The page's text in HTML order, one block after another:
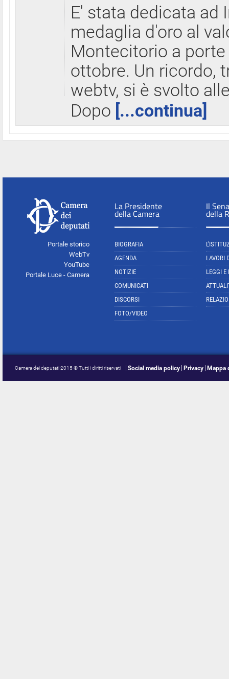
E' stata dedicata ad
medaglia d'oro al
Montecitorio a
ottobre. Un ricordo,
webtv, si è svolto
Dopo [...continua]
Portale storico
WebTv
YouTube
Portale Luce - Camera
La Presidente
della Camera
BIOGRAFIA
AGENDA
NOTIZIE
COMUNICATI
DISCORSI
FOTO/VIDEO
Il
della
LAVORI
LEGGI E
Camera dei deputati 2015 © Tutti i diritti riservati Social media policy Privacy Mappa